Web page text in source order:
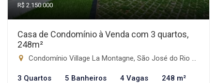
R$ 2.150.000
Casa de Condomínio à Venda com 3 quartos,
248m²
Condomínio Village La Montagne, São José do Rio Preto-SP
3 Quartos 5 Banheiros 4 Vagas 248 m²